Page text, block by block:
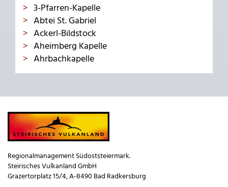
3-Pfarren-Kapelle
Abtei St. Gabriel
Ackerl-Bildstock
Aheimberg Kapelle
Ahrbachkapelle
Regionalmanagement Südoststeiermark.
Steirisches Vulkanland GmbH
Grazertorplatz 15/4, A-8490 Bad Radkersburg